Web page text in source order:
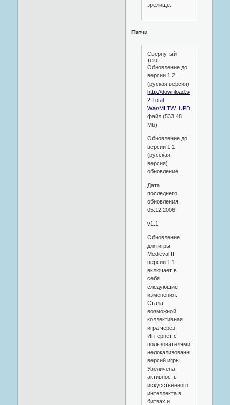
зрелище.
Патчи
Свернутый
текст
Обновление до
версии 1.2
(руская версия)
http://download.softclub.ru/pub/
2 Total
War/
файл (533.48
Mb)
Обновление до
версии 1.1
(русская
версия)
обновление
Дата
последнего
обновления:
05.12.2006
v1.1
Обновление
для игры
Medieval II
версии 1.1
включает в
себя
следующие
изменения:
Стала
возможной
коллективная
игра через
Интернет с
пользователями
нелокализованных
версий игры
Увеличена
активность
искусственного
интеллекта в
битвах и